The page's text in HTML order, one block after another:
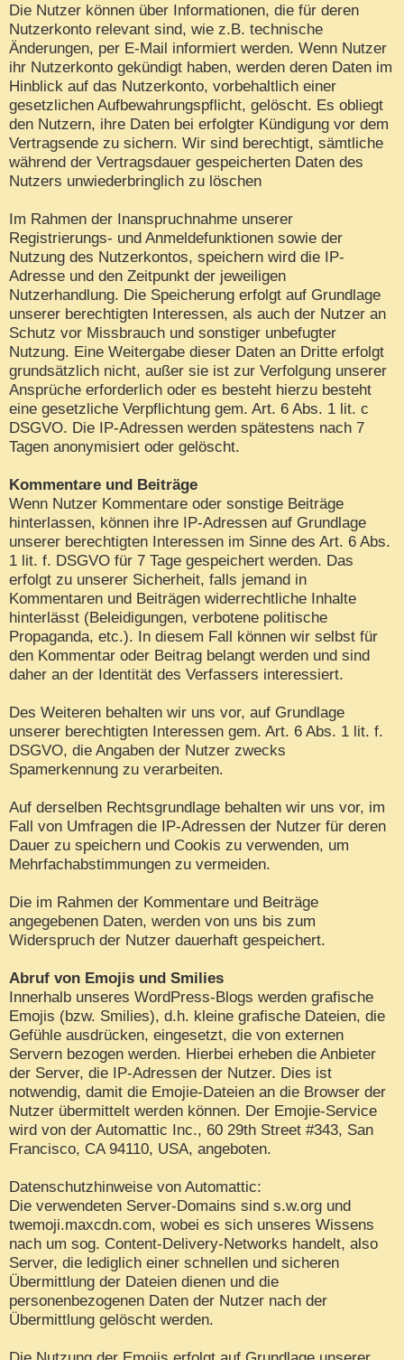
Die Nutzer können über Informationen, die für deren
Nutzerkonto relevant sind, wie z.B. technische
Änderungen, per E-Mail informiert werden. Wenn Nutzer
ihr Nutzerkonto gekündigt haben, werden deren Daten im
Hinblick auf das Nutzerkonto, vorbehaltlich einer
gesetzlichen Aufbewahrungspflicht, gelöscht. Es obliegt
den Nutzern, ihre Daten bei erfolgter Kündigung vor dem
Vertragsende zu sichern. Wir sind berechtigt, sämtliche
während der Vertragsdauer gespeicherten Daten des
Nutzers unwiederbringlich zu löschen
Im Rahmen der Inanspruchnahme unserer
Registrierungs- und Anmeldefunktionen sowie der
Nutzung des Nutzerkontos, speichern wird die IP-
Adresse und den Zeitpunkt der jeweiligen
Nutzerhandlung. Die Speicherung erfolgt auf Grundlage
unserer berechtigten Interessen, als auch der Nutzer an
Schutz vor Missbrauch und sonstiger unbefugter
Nutzung. Eine Weitergabe dieser Daten an Dritte erfolgt
grundsätzlich nicht, außer sie ist zur Verfolgung unserer
Ansprüche erforderlich oder es besteht hierzu besteht
eine gesetzliche Verpflichtung gem. Art. 6 Abs. 1 lit. c
DSGVO. Die IP-Adressen werden spätestens nach 7
Tagen anonymisiert oder gelöscht.
Kommentare und Beiträge
Wenn Nutzer Kommentare oder sonstige Beiträge
hinterlassen, können ihre IP-Adressen auf Grundlage
unserer berechtigten Interessen im Sinne des Art. 6 Abs.
1 lit. f. DSGVO für 7 Tage gespeichert werden. Das
erfolgt zu unserer Sicherheit, falls jemand in
Kommentaren und Beiträgen widerrechtliche Inhalte
hinterlässt (Beleidigungen, verbotene politische
Propaganda, etc.). In diesem Fall können wir selbst für
den Kommentar oder Beitrag belangt werden und sind
daher an der Identität des Verfassers interessiert.
Des Weiteren behalten wir uns vor, auf Grundlage
unserer berechtigten Interessen gem. Art. 6 Abs. 1 lit. f.
DSGVO, die Angaben der Nutzer zwecks
Spamerkennung zu verarbeiten.
Auf derselben Rechtsgrundlage behalten wir uns vor, im
Fall von Umfragen die IP-Adressen der Nutzer für deren
Dauer zu speichern und Cookis zu verwenden, um
Mehrfachabstimmungen zu vermeiden.
Die im Rahmen der Kommentare und Beiträge
angegebenen Daten, werden von uns bis zum
Widerspruch der Nutzer dauerhaft gespeichert.
Abruf von Emojis und Smilies
Innerhalb unseres WordPress-Blogs werden grafische
Emojis (bzw. Smilies), d.h. kleine grafische Dateien, die
Gefühle ausdrücken, eingesetzt, die von externen
Servern bezogen werden. Hierbei erheben die Anbieter
der Server, die IP-Adressen der Nutzer. Dies ist
notwendig, damit die Emojie-Dateien an die Browser der
Nutzer übermittelt werden können. Der Emojie-Service
wird von der Automattic Inc., 60 29th Street #343, San
Francisco, CA 94110, USA, angeboten.
Datenschutzhinweise von Automattic:
Die verwendeten Server-Domains sind s.w.org und
twemoji.maxcdn.com, wobei es sich unseres Wissens
nach um sog. Content-Delivery-Networks handelt, also
Server, die lediglich einer schnellen und sicheren
Übermittlung der Dateien dienen und die
personenbezogenen Daten der Nutzer nach der
Übermittlung gelöscht werden.